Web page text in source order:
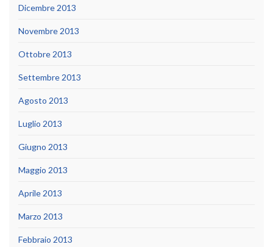
Dicembre 2013
Novembre 2013
Ottobre 2013
Settembre 2013
Agosto 2013
Luglio 2013
Giugno 2013
Maggio 2013
Aprile 2013
Marzo 2013
Febbraio 2013